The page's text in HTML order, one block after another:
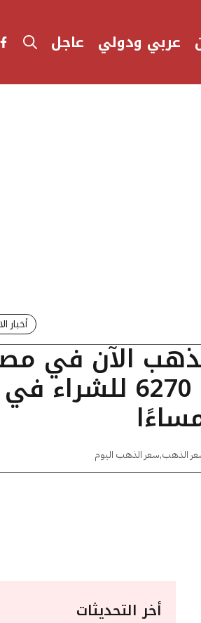
عربي ودولي عاجل
أخبار
الآن في
عيار 24 يسجل 6270 للشراء في
الذهب,سعر الذهب اليوم
أخر التحديثات